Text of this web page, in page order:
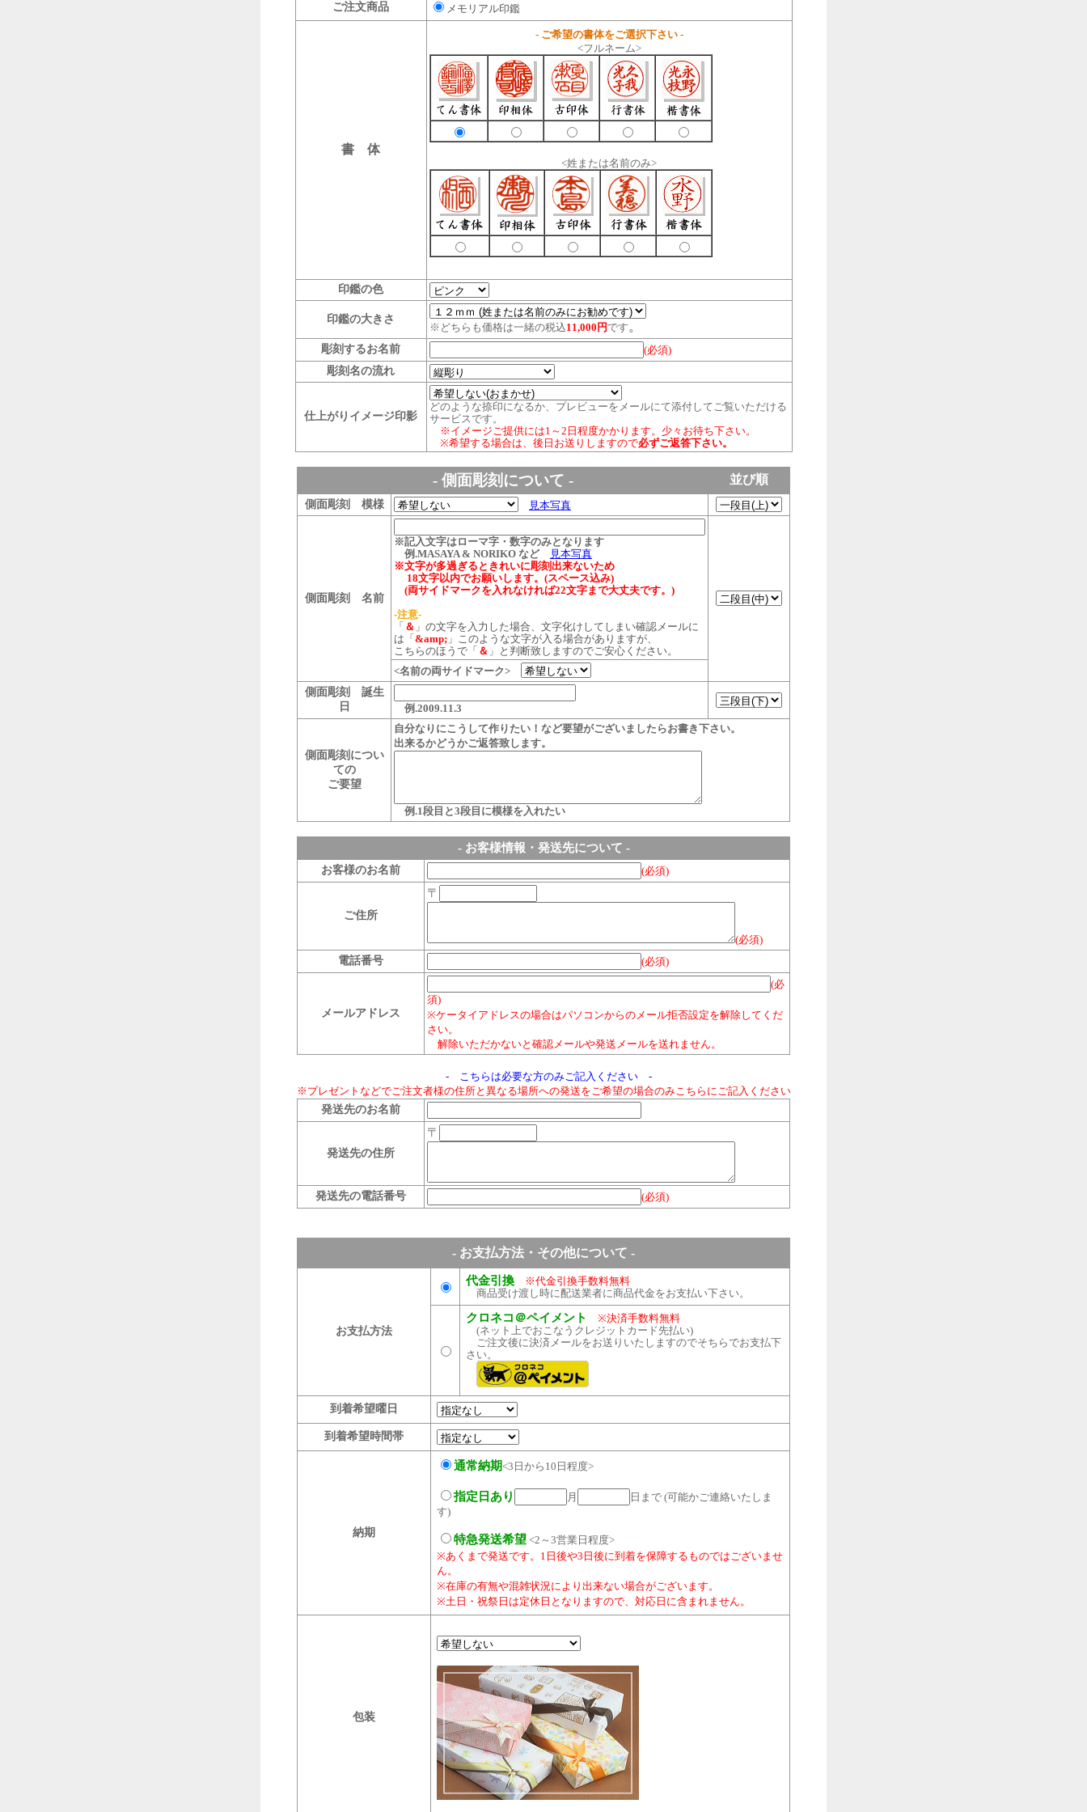
ご注文商品 メモリアル印鑑
書 体
- ご希望の書体をご選択下さい -
<フルネーム>
<姓または名前のみ>
印鑑の色
印鑑の大きさ
※どちらも価格は一緒の税込11,000円 です 。
彫刻するお名前
(必須)
彫刻名の流れ
仕上がりイメージ印影
どのような捺印になるか、プレビューをメールにて添付してご覧いただける
サービスです。
※イメージご提供には1～2日程度かかります。少々お待ち下さい。
※希望する場合は、後日お送りしますので必ずご返答下さい。
- 側面彫刻について - 並び順
側面彫刻 模様 見本写真
側面彫刻 名前
※記入文字はローマ字・数字のみとなります
例.MASAYA & NORIKO など
見本写真
※文字が多過ぎるときれいに彫刻出来ないため
18文字以内でお願いします。(スペース込み)
(両サイドマークを入れなければ22文字まで大丈夫です。)
-注意-
「 ＆ 」の文字を入力した場合、文字化けしてしまい確認メールに
は「 &amp; 」このような文字が入る場合がありますが、
こちらのほうで「 ＆ 」と判断致しますのでご安心ください。
<名前の両サイドマーク>
側面彫刻 誕生
日
例.2009.11.3
側面彫刻につい
ての
ご要望
自分なりにこうして作りたい！など要望がございましたらお書き下さい。
出来るかどうかご返答致します。
例.1段目と3段目に模様を入れたい
- お客様情報・発送先について -
お客様のお名前 (必須)
ご住所
〒
(必須)
電話番号
(必須)
メールアドレス
(必
須)
※ケータイアドレスの場合はパソコンからのメール拒否設定を解除してくだ
さい。
解除いただかないと確認メールや発送メールを送れません。
- こちらは必要な方のみご記入ください -
※プレゼントなどでご注文者様の住所と異なる場所への発送をご希望の場合のみこちらにご記入ください
発送先のお名前
発送先の住所
〒
発送先の電話番号 (必須)
- お支払方法・その他について -
お支払方法
代金引換
※代金引換手数料無料
商品受け渡し時に配送業者に商品代金をお支払い下さい。
クロネコ＠ペイメント
※決済手数料無料
(ネット上でおこなうクレジットカード先払い)
ご注文後に決済メールをお送りいたしますのでそちらでお支払下
さい。
到着希望曜日
到着希望時間帯
納期
通常納期<3日から10日程度>
指定日あり 月
日まで (可能かご連絡いたしま
す)
特急発送希望 <2～3営業日程度>
※あくまで発送です。1日後や3日後に到着を保障するものではございませ
ん。
※在庫の有無や混雑状況により出来ない場合がございます。
※土日・祝祭日は定休日となりますので、対応日に含まれません。
包装